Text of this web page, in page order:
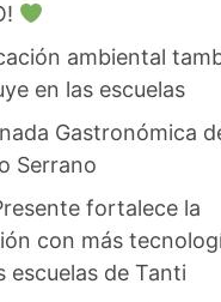
ambiental
en las escuelas
Gastronómica
Serrano
fortalece la
con más
escuelas de Tanti